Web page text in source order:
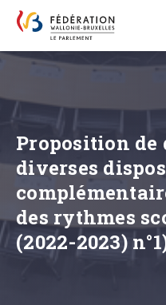
Proposition de
diverses
des rythmes
(2022-2023)